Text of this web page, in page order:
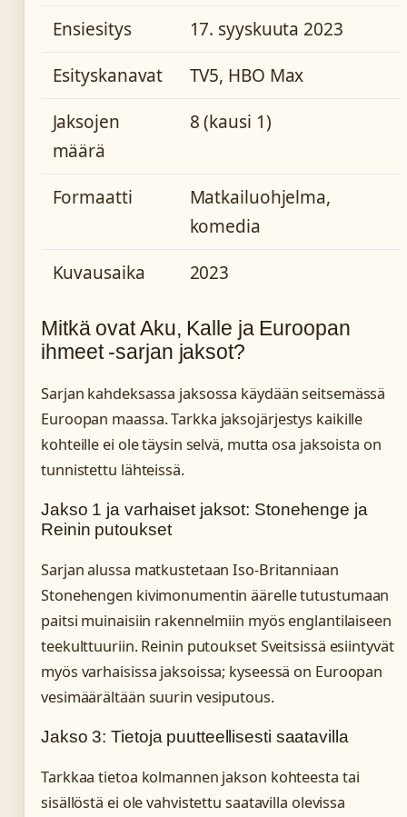
Ensiesitys
17. syyskuuta 2023
Esityskanavat
TV5, HBO Max
Jaksojen
määrä
8 (kausi 1)
Formaatti
Matkailuohjelma,
komedia
Kuvausaika
2023
Mitkä ovat Aku, Kalle ja Euroopan
ihmeet -sarjan jaksot?
Sarjan kahdeksassa jaksossa käydään seitsemässä
Euroopan maassa. Tarkka jaksojärjestys kaikille
kohteille ei ole täysin selvä, mutta osa jaksoista on
tunnistettu lähteissä.
Jakso 1 ja varhaiset jaksot: Stonehenge ja
Reinin putoukset
Sarjan alussa matkustetaan Iso-Britanniaan
Stonehengen kivimonumentin äärelle tutustumaan
paitsi muinaisiin rakennelmiin myös englantilaiseen
teekulttuuriin. Reinin putoukset Sveitsissä esiintyvät
myös varhaisissa jaksoissa; kyseessä on Euroopan
vesimäärältään suurin vesiputous.
Jakso 3: Tietoja puutteellisesti saatavilla
Tarkkaa tietoa kolmannen jakson kohteesta tai
sisällöstä ei ole vahvistettu saatavilla olevissa